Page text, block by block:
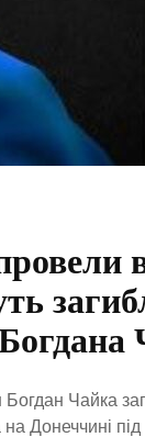
Чайка
Донеччині